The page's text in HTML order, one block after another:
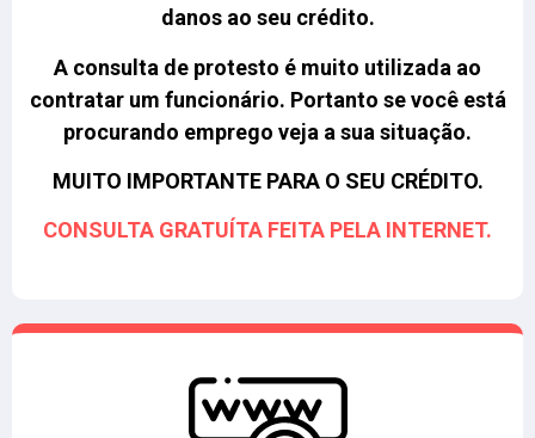
danos ao seu crédito.
A consulta de protesto é muito utilizada ao
contratar um funcionário. Portanto se você está
procurando emprego veja a sua situação.
MUITO IMPORTANTE PARA O SEU CRÉDITO.
CONSULTA GRATUÍTA FEITA PELA INTERNET.